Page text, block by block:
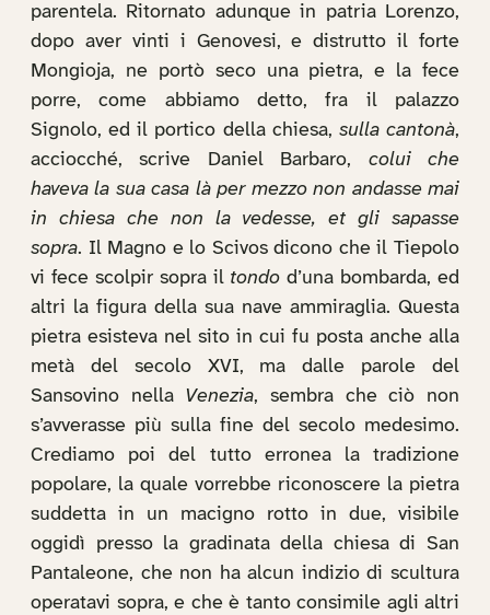
parentela. Ritornato adunque in patria Lorenzo,
dopo aver vinti i Genovesi, e distrutto il forte
Mongioja, ne portò seco una pietra, e la fece
porre, come abbiamo detto, fra il palazzo
Signolo, ed il portico della chiesa, sulla cantonà,
acciocché, scrive Daniel Barbaro, colui che
haveva la sua casa là per mezzo non andasse mai
in chiesa che non la vedesse, et gli sapasse
sopra. Il Magno e lo Scivos dicono che il Tiepolo
vi fece scolpir sopra il tondo d’una bombarda, ed
altri la figura della sua nave ammiraglia. Questa
pietra esisteva nel sito in cui fu posta anche alla
metà del secolo XVI, ma dalle parole del
Sansovino nella Venezia, sembra che ciò non
s’avverasse più sulla fine del secolo medesimo.
Crediamo poi del tutto erronea la tradizione
popolare, la quale vorrebbe riconoscere la pietra
suddetta in un macigno rotto in due, visibile
oggidì presso la gradinata della chiesa di San
Pantaleone, che non ha alcun indizio di scultura
operatavi sopra, e che è tanto consimile agli altri